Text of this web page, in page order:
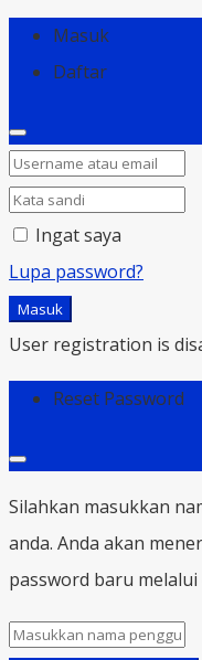
Masuk
Daftar
Ingat saya
Lupa password?
Masuk
User registration is
Reset Password
Silahkan masukkan
anda. Anda akan
password baru melalui